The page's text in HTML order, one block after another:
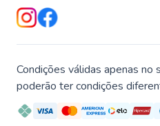
Condições válidas apenas no
poderão ter condições